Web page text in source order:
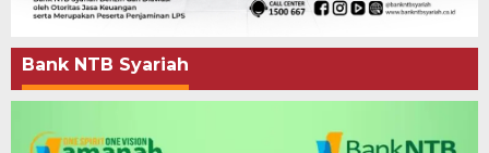
Bank NTB Syariah